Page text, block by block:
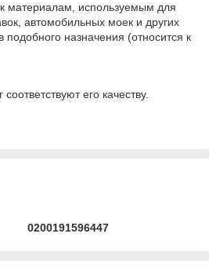
материалам, используемым для
автомобильных моек и других
назначения (относится к
его качеству.
0200191596447